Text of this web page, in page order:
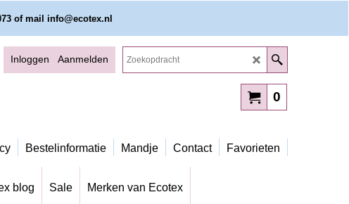
of mail info@ecotex.nl
Inloggen Aanmelden
0
Bestelinformatie Mandje Contact Favorieten
blog Sale Merken van Ecotex